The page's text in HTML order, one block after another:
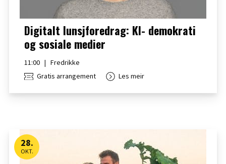
Digitalt lunsjforedrag: KI- demokrati
og sosiale medier
11:00 | Fredrikke
Gratis arrangement
Les meir
28.
OKT.